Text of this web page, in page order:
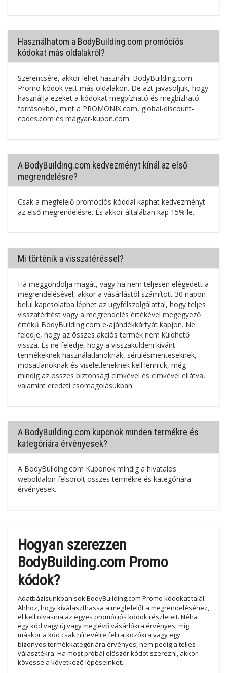
Használhatom a BodyBuilding.com promóciós
kódokat más oldalakról?
Szerencsére, akkor lehet használni BodyBuilding.com
Promo kódok vett más oldalakon. De azt javasoljuk, hogy
használja ezeket a kódokat megbízható és megbízható
forrásokból, mint a PROMONIX.com, global-discount-
codes.com és magyar-kupon.com.
A BodyBuilding.com kedvezményt kínál az első
megrendelésre?
Csak a megfelelő promóciós kóddal kaphat kedvezményt
az első megrendelésre. És akkor általában kap 15% le.
Mi történik a visszatéréssel?
Ha meggondolja magát, vagy ha nem teljesen elégedett a
megrendelésével, akkor a vásárlástól számított 30 napon
belül kapcsolatba léphet az ügyfélszolgálattal, hogy teljes
visszatérítést vagy a megrendelés értékével megegyező
értékű BodyBuilding.com e-ajándékkártyát kapjon. Ne
feledje, hogy az összes akciós termék nem küldhető
vissza. És ne feledje, hogy a visszaküldeni kívánt
termékeknek használatlanoknak, sérülésmenteseknek,
mosatlanoknak és viseletleneknek kell lenniük, még
mindig az összes biztonsági címkével és címkével ellátva,
valamint eredeti csomagolásukban.
A BodyBuilding.com kuponok minden termékre és
kategóriára érvényesek?
A BodyBuilding.com Kuponok mindig a hivatalos
weboldalon felsorolt összes termékre és kategóriára
érvényesek.
Hogyan szerezzen
BodyBuilding.com Promo
kódok?
Adatbázisunkban sok BodyBuilding.com Promo kódokat talál.
Ahhoz, hogy kiválaszthassa a megfelelőt a megrendeléséhez,
el kell olvasnia az egyes promóciós kódok részleteit. Néha
egy kód vagy új vagy meglévő vásárlókra érvényes, míg
máskor a kód csak hírlevélre feliratkozókra vagy egy
bizonyos termékkategóriára érvényes, nem pedig a teljes
választékra. Ha most próbál először kódot szerezni, akkor
kövesse a következő lépéseinket.